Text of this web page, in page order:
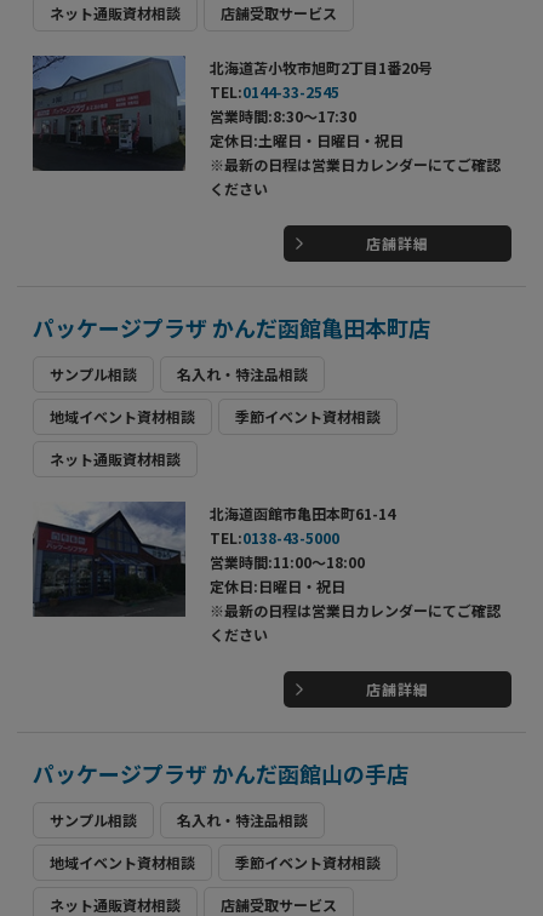
ネット通販資材相談 店舗受取サービス
北海道苫小牧市旭町2丁目1番20号
TEL:0144-33-2545
営業時間:8:30～17:30
定休日:土曜日・日曜日・祝日
※最新の日程は営業日カレンダーにてご確認
ください
店舗詳細
パッケージプラザ かんだ函館亀田本町店
サンプル相談 名入れ・特注品相談
地域イベント資材相談 季節イベント資材相談
ネット通販資材相談
北海道函館市亀田本町61-14
TEL:0138-43-5000
営業時間:11:00～18:00
定休日:日曜日・祝日
※最新の日程は営業日カレンダーにてご確認
ください
店舗詳細
パッケージプラザ かんだ函館山の手店
サンプル相談 名入れ・特注品相談
地域イベント資材相談 季節イベント資材相談
ネット通販資材相談 店舗受取サービス